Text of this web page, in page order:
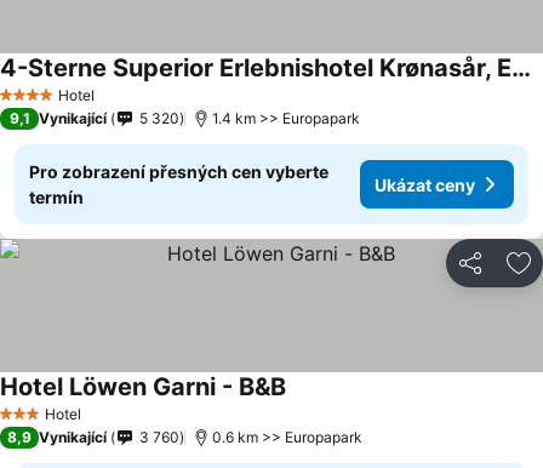
4 Počet hvězdiček
Hotel
4-Sterne Superior Erlebnishotel Krønasår, Europa-Park Erlebnis-Resort
9,1 Vynikající 5 320 1.4 km >> Europapark
Pro zobrazení přesných cen vyberte
termín
Ukázat ceny
Sdílet
3 Počet hvězdiček
Hotel
Hotel Löwen Garni - B&B
8,9 Vynikající 3 760 0.6 km >> Europapark